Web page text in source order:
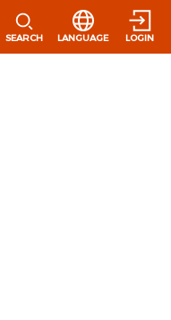
SEARCH
選択すると言語
LANGUAGE LOGIN